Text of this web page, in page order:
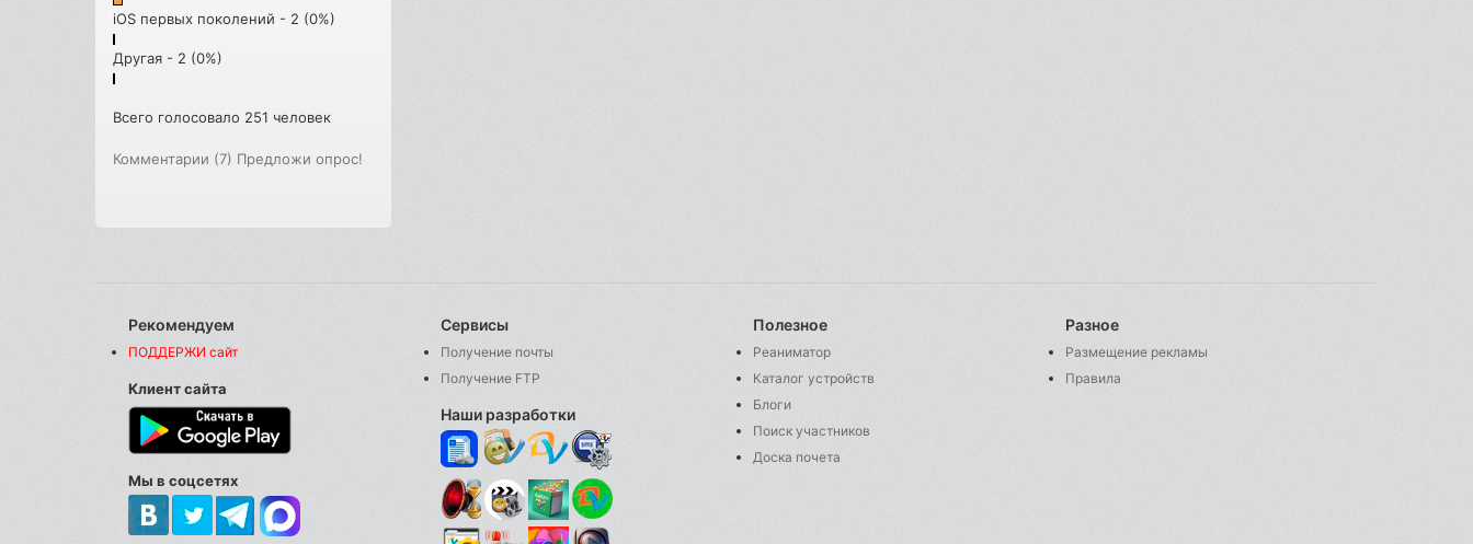
iOS первых поколений - 2 (0%)
Другая - 2 (0%)
Всего голосовало 251 человек
Комментарии (7) Предложи опрос!
Рекомендуем
ПОДДЕРЖИ сайт
Клиент сайта
Мы в соцсетях
Сервисы
Получение почты
Получение FTP
Наши разработки
Полезное
Реаниматор
Каталог устройств
Блоги
Поиск участников
Доска почета
Разное
Размещение рекламы
Правила